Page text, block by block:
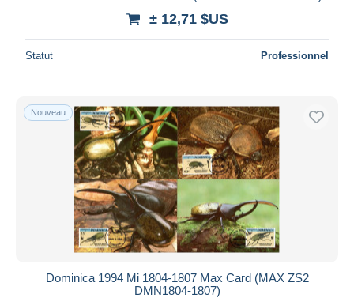
± 12,71 $US
Statut Professionnel
Nouveau
Dominica 1994 Mi 1804-1807 Max Card (MAX ZS2
DMN1804-1807)